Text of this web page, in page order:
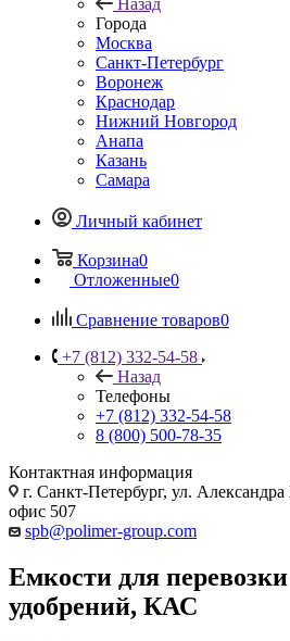
Назад
Города
Москва
Санкт-Петербург
Воронеж
Краснодар
Нижний Новгород
Анапа
Казань
Самара
Личный кабинет
Корзина0
Отложенные0
Сравнение товаров0
+7 (812) 332-54-58
Назад
Телефоны
+7 (812) 332-54-58
8 (800) 500-78-35
Контактная информация
г. Санкт-Петербург, ул.
офис 507
spb@polimer-group.com
Емкости для
удобрений, КАС